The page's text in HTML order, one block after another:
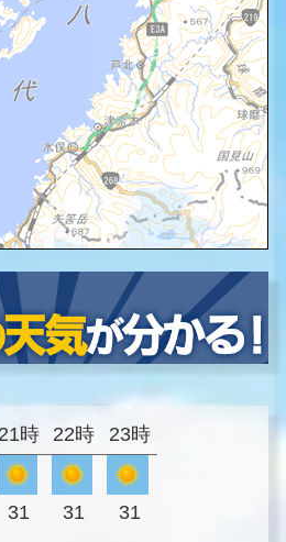
21時 22時 23時
31 31 31